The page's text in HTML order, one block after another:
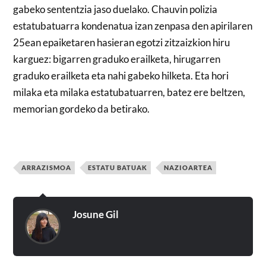
gabeko sententzia jaso duelako. Chauvin polizia
estatubatuarra kondenatua izan zenpasa den apirilaren
25ean epaiketaren hasieran egotzi zitzaizkion hiru
karguez: bigarren graduko erailketa, hirugarren
graduko erailketa eta nahi gabeko hilketa. Eta hori
milaka eta milaka estatubatuarren, batez ere beltzen,
memorian gordeko da betirako.
ARRAZISMOA ESTATU BATUAK NAZIOARTEA
Josune Gil